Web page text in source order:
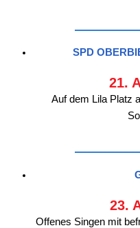
SPD
21.
Auf dem Lila Platz
23.
Offenes Singen mit